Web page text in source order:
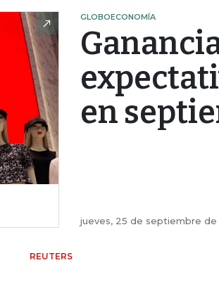
GLOBOECONOMÍA
en
jueves, 25 de septiembre de
REUTERS